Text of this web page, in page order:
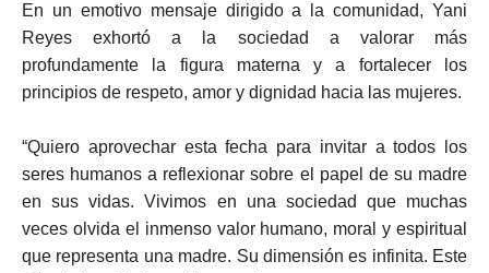
En un emotivo mensaje dirigido a la comunidad, Yani
Reyes exhortó a la sociedad a valorar más
profundamente la figura materna y a fortalecer los
principios de respeto, amor y dignidad hacia las mujeres.
“Quiero aprovechar esta fecha para invitar a todos los
seres humanos a reflexionar sobre el papel de su madre
en sus vidas. Vivimos en una sociedad que muchas
veces olvida el inmenso valor humano, moral y espiritual
que representa una madre. Su dimensión es infinita. Este